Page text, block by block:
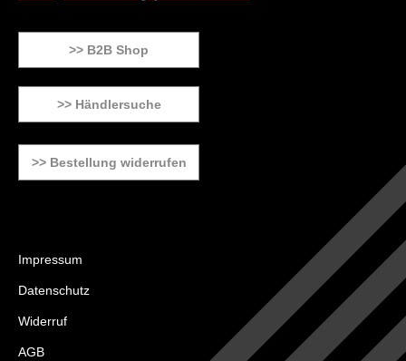
>> B2B Shop
>> Händlersuche
>> Bestellung widerrufen
Impressum
Datenschutz
Widerruf
AGB